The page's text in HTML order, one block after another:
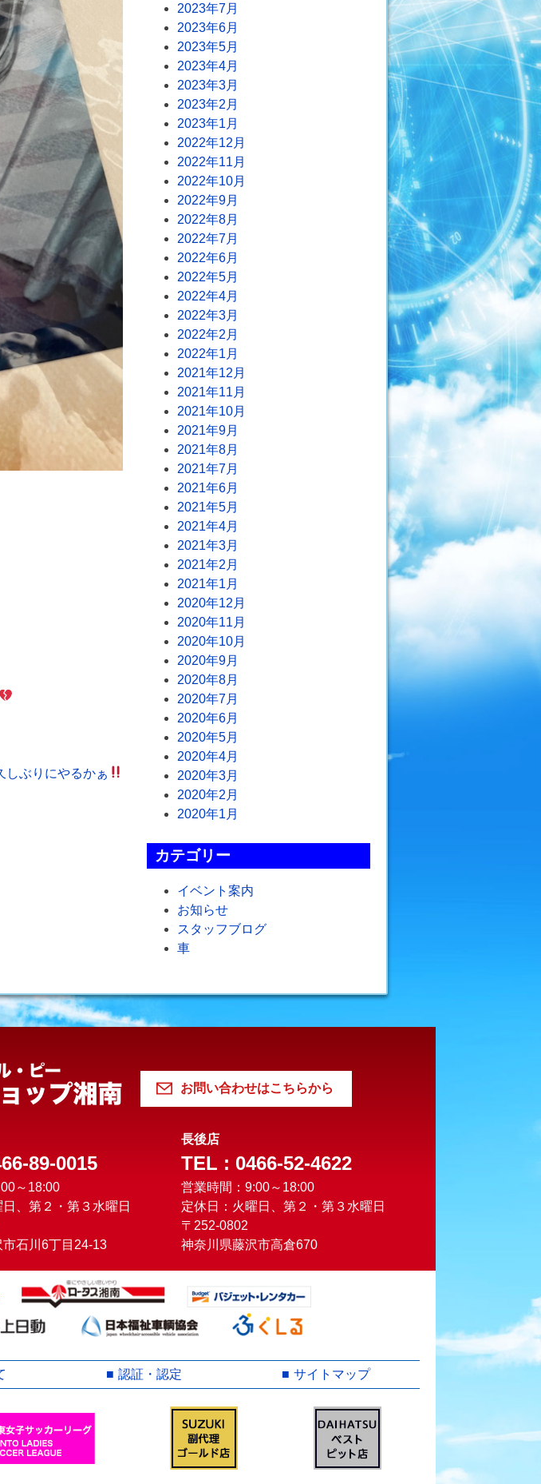
しぶりにやるかぁ
2023年7月
2023年6月
2023年5月
2023年4月
2023年3月
2023年2月
2023年1月
2022年12月
2022年11月
2022年10月
2022年9月
2022年8月
2022年7月
2022年6月
2022年5月
2022年4月
2022年3月
2022年2月
2022年1月
2021年12月
2021年11月
2021年10月
2021年9月
2021年8月
2021年7月
2021年6月
2021年5月
2021年4月
2021年3月
2021年2月
2021年1月
2020年12月
2020年11月
2020年10月
2020年9月
2020年8月
2020年7月
2020年6月
2020年5月
2020年4月
2020年3月
2020年2月
2020年1月
カテゴリー
イベント案内
お知らせ
スタッフブログ
車
お問い合わせはこちらから
89-0015
～18:00
、第２・第３水曜日
石川6丁目24-13
長後店
TEL : 0466-52-4622
営業時間：9:00～18:00
定休日：火曜日、第２・第３水曜日
〒252-0802
神奈川県藤沢市高倉670
認証・認定 サイトマップ